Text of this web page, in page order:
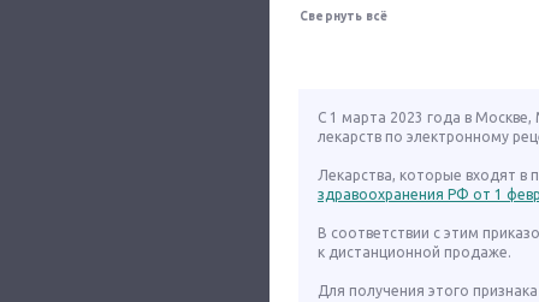
Свернуть всё
С 1 марта 2023 года в
лекарств по электронному
Лекарства, которые входят в
здравоохранения РФ от 1
В соответствии с этим
к дистанционной продаже.
Для получения этого признака